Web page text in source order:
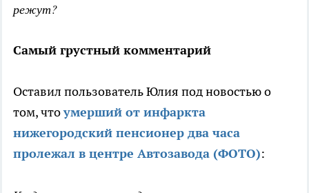
режут?
Самый грустный комментарий
Оставил пользователь Юлия под новостью о
том, чтоумерший от инфаркта
нижегородский пенсионер два часа
пролежал в центре Автозавода (ФОТО):